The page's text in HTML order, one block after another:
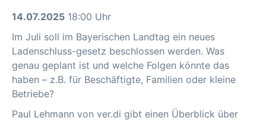
14.07.2025 18:00 Uhr
Im Juli soll im Bayerischen Landtag ein neues
Ladenschluss-gesetz beschlossen werden. Was
genau geplant ist und welche Folgen könnte das
haben – z.B. für Beschäftigte, Familien oder kleine
Betriebe?
Paul Lehmann von ver.di gibt einen Überblick über